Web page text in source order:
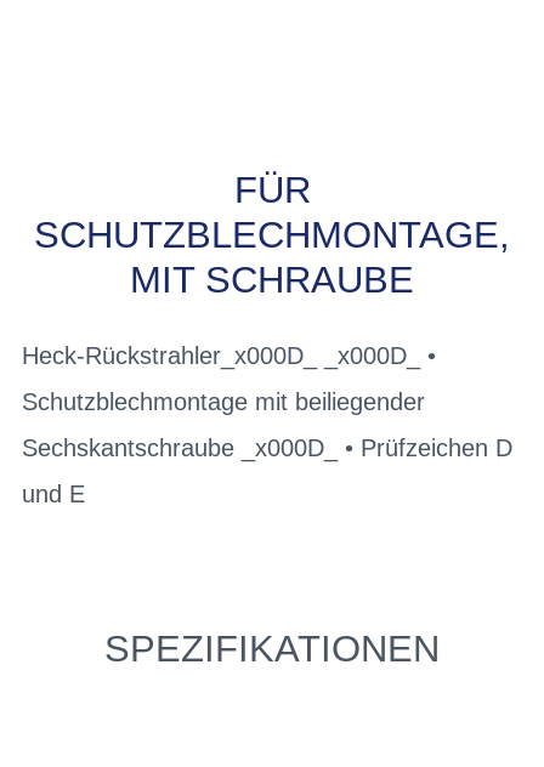
FÜR
SCHUTZBLECHMONTAGE,
MIT SCHRAUBE
Heck-Rückstrahler_x000D_ _x000D_ •
Schutzblechmontage mit beiliegender
Sechskantschraube _x000D_ • Prüfzeichen D
und E
SPEZIFIKATIONEN